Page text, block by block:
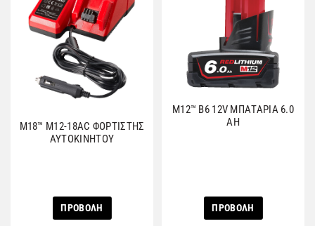
M18™ M12-18AC ΦΟΡΤΙΣΤΗΣ
ΑΥΤΟΚΙΝΗΤΟΥ
ΠΡΟΒΟΛΗ
M12™ Β6 12V ΜΠΑΤΑΡΙΑ 6.0
AH
ΠΡΟΒΟΛΗ